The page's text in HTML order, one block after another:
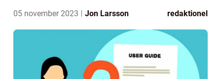
05 november 2023 Jon Larsson redaktionel